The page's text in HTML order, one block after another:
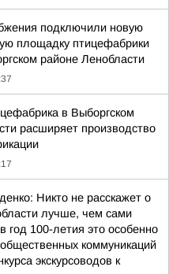
подключили новую
площадку птицефабрики
районе Ленобласти
в Выборгском
расширяет производство
Никто не расскажет о
лучше, чем сами
год 100-летия это особенно
коммуникаций
экскурсоводов к